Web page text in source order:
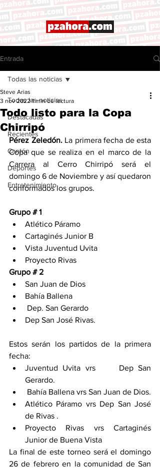
Entrada
Todas las noticias
Destacadas
Recientes
Cantón
Deportes
Entretenimiento
Todas las noticias
Todo listo para la Copa
Chirripó
Steve Arias
3 nov 2022 1 min de lectura
Pérez Zeledón. La primera fecha de esta
Copa que se realiza en el marco de la
Carrera al Cerro Chirripó será el
domingo 6 de Noviembre y así quedaron
conformados los grupos.
Grupo # 1
Atlético Páramo
Cartaginés Junior B
Vista Juventud Uvita
Proyecto Rivas
Grupo # 2
San Juan de Dios
Bahía Ballena
Dep. San Gerardo
Dep San José Rivas.
Estos serán los partidos de la primera
fecha:
Juventud Uvita vrs     Dep San
Gerardo.
Atlético Páramo vrs Dep San José
de Rivas .
Proyecto Rivas vrs Cartaginés
Junior de Buena Vista
La final de este torneo será el domingo
26 de febrero en la comunidad de San